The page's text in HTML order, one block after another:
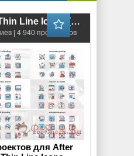
VideoHivePack - Thin Line Icons (After Effects Projects Pack)
| 4 940 просмотров
для After